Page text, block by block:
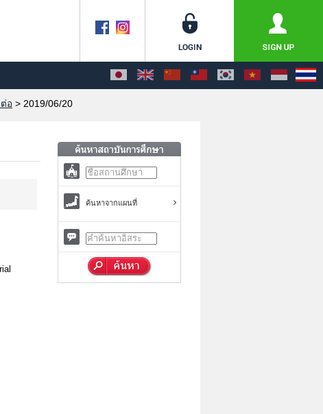
อ > 2019/06/20
ค้นหาจากแผนที่